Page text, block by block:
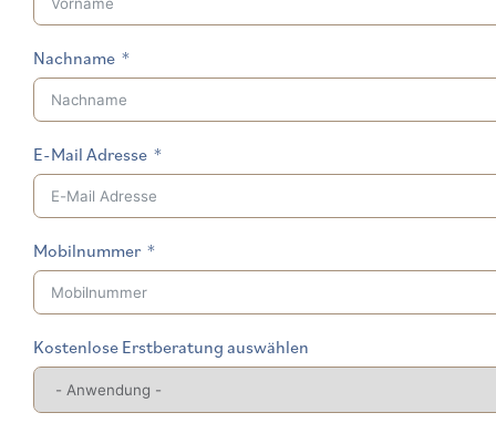
Nachname
E-Mail Adresse
Mobilnummer
Kostenlose Erstberatung auswählen